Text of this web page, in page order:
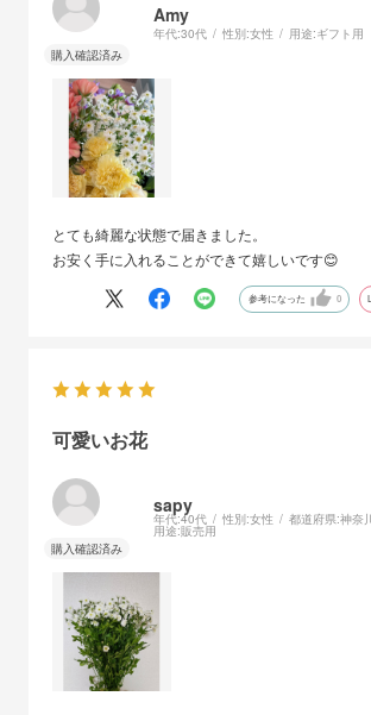
Amy
年代:30代 性別:女性 用途:ギフト用
とても綺麗な状態で届きました。
お安く手に入れることができて嬉しいです😊
参考になった 0
可愛いお花
sapy
年代:40代 性別:女性 都道府県:神奈
用途:販売用